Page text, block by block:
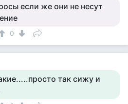
если же они не несут
0
так сижу и